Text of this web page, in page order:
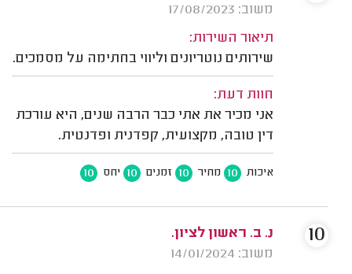
משוב: 17/08/2023
תיאור השירות:
שירותים נוטריונים וליווי בחתימה על מסמכים.
חוות דעת:
אני מכיר את אתי כבר הרבה שנים, היא עורכת
דין טובה, מקצועית, קפדנית ופדנטית.
איכות 10 מחיר 10 זמנים 10 יחס 10
נ. ב. ראשון לציון.
משוב: 14/01/2024
10